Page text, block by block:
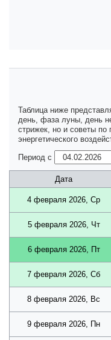
Таблица ниже
день, фаза луны, день
стрижек, но и советы по
энергетического
Период с
Дата
4 февраля 2026, Ср
5 февраля 2026, Чт
6 февраля 2026, Пт
7 февраля 2026, Сб
8 февраля 2026, Вс
9 февраля 2026, Пн